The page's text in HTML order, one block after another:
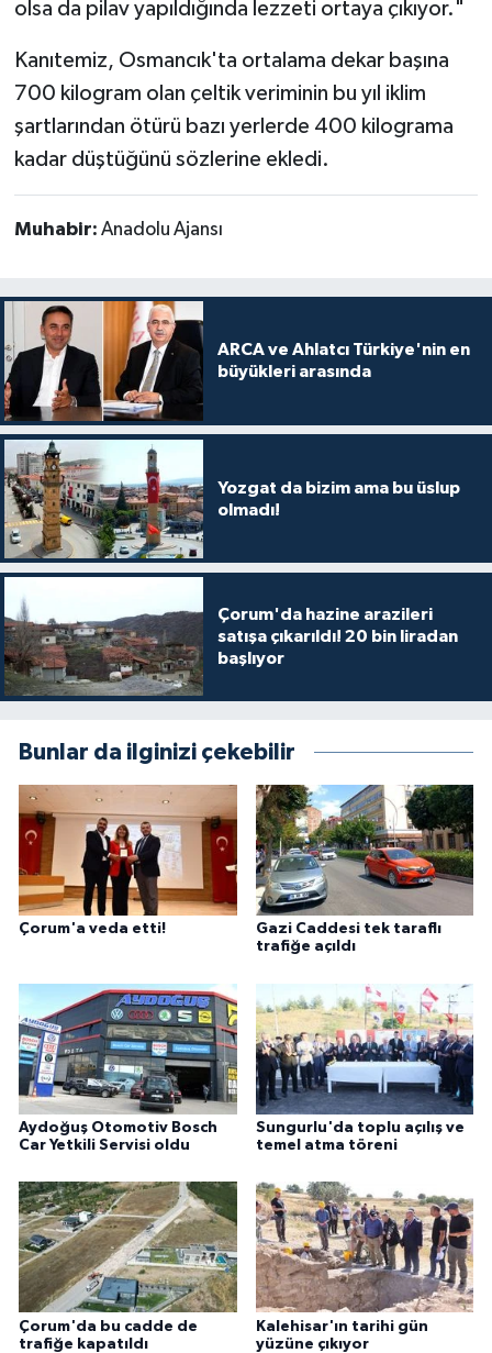
olsa da pilav yapıldığında lezzeti ortaya çıkıyor."
Kanıtemiz, Osmancık'ta ortalama dekar başına
700 kilogram olan çeltik veriminin bu yıl iklim
şartlarından ötürü bazı yerlerde 400 kilograma
kadar düştüğünü sözlerine ekledi.
Muhabir: Anadolu Ajansı
ARCA ve Ahlatcı Türkiye'nin en
büyükleri arasında
Yozgat da bizim ama bu üslup
olmadı!
Çorum'da hazine arazileri
satışa çıkarıldı! 20 bin liradan
başlıyor
Bunlar da ilginizi çekebilir
Çorum'a veda etti!
Gazi Caddesi tek taraflı
trafiğe açıldı
Aydoğuş Otomotiv Bosch
Car Yetkili Servisi oldu
Sungurlu'da toplu açılış ve
temel atma töreni
Çorum'da bu cadde de
trafiğe kapatıldı
Kalehisar'ın tarihi gün
yüzüne çıkıyor